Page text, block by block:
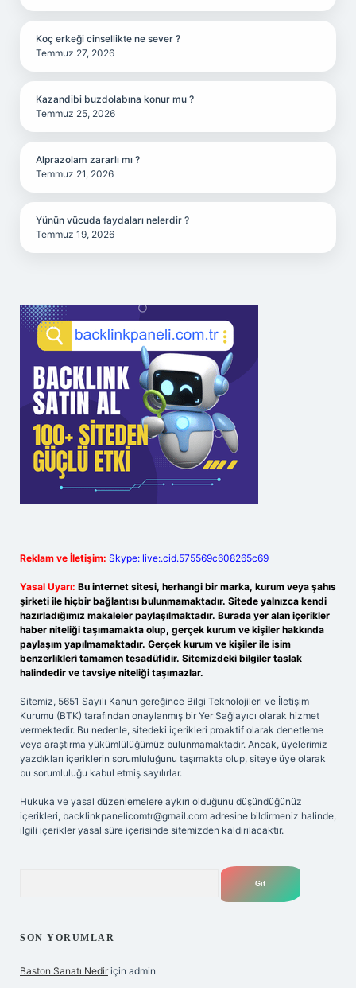
Koç erkeği cinsellikte ne sever ?
Temmuz 27, 2026
Kazandibi buzdolabına konur mu ?
Temmuz 25, 2026
Alprazolam zararlı mı ?
Temmuz 21, 2026
Yünün vücuda faydaları nelerdir ?
Temmuz 19, 2026
Reklam ve İletişim: Skype: live:.cid.575569c608265c69
Yasal Uyarı: Bu internet sitesi, herhangi bir marka, kurum veya şahıs
şirketi ile hiçbir bağlantısı bulunmamaktadır. Sitede yalnızca kendi
hazırladığımız makaleler paylaşılmaktadır. Burada yer alan içerikler
haber niteliği taşımamakta olup, gerçek kurum ve kişiler hakkında
paylaşım yapılmamaktadır. Gerçek kurum ve kişiler ile isim
benzerlikleri tamamen tesadüfidir. Sitemizdeki bilgiler taslak
halindedir ve tavsiye niteliği taşımazlar.
Sitemiz, 5651 Sayılı Kanun gereğince Bilgi Teknolojileri ve İletişim
Kurumu (BTK) tarafından onaylanmış bir Yer Sağlayıcı olarak hizmet
vermektedir. Bu nedenle, sitedeki içerikleri proaktif olarak denetleme
veya araştırma yükümlülüğümüz bulunmamaktadır. Ancak, üyelerimiz
yazdıkları içeriklerin sorumluluğunu taşımakta olup, siteye üye olarak
bu sorumluluğu kabul etmiş sayılırlar.
Hukuka ve yasal düzenlemelere aykırı olduğunu düşündüğünüz
içerikleri, backlinkpanelicomtr@gmail.com adresine bildirmeniz halinde,
ilgili içerikler yasal süre içerisinde sitemizden kaldırılacaktır.
SON YORUMLAR
Baston Sanatı Nedir için admin